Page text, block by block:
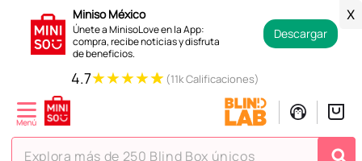
Miniso México
Únete a MinisoLove en la App:
compra, recibe noticias y disfruta
de beneficios.
Descargar
X
4.7★★★★★ (11k Calificaciones)
Explora más de 250 Blind Box únicos